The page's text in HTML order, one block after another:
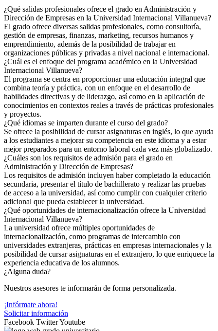
¿Qué salidas profesionales ofrece el grado en Administración y
Dirección de Empresas en la Universidad Internacional Villanueva?
El grado ofrece diversas salidas profesionales, como consultoría,
gestión de empresas, finanzas, marketing, recursos humanos y
emprendimiento, además de la posibilidad de trabajar en
organizaciones públicas y privadas a nivel nacional e internacional.
¿Cuál es el enfoque del programa académico en la Universidad
Internacional Villanueva?
El programa se centra en proporcionar una educación integral que
combina teoría y práctica, con un enfoque en el desarrollo de
habilidades directivas y de liderazgo, así como en la aplicación de
conocimientos en contextos reales a través de prácticas profesionales
y proyectos.
¿Qué idiomas se imparten durante el curso del grado?
Se ofrece la posibilidad de cursar asignaturas en inglés, lo que ayuda
a los estudiantes a mejorar su competencia en este idioma y a estar
mejor preparados para un entorno laboral cada vez más globalizado.
¿Cuáles son los requisitos de admisión para el grado en
Administración y Dirección de Empresas?
Los requisitos de admisión incluyen haber completado la educación
secundaria, presentar el título de bachillerato y realizar las pruebas
de acceso a la universidad, así como cumplir con cualquier criterio
adicional que pueda establecer la universidad.
¿Qué oportunidades de internacionalización ofrece la Universidad
Internacional Villanueva?
La universidad ofrece múltiples oportunidades de
internacionalización, como programas de intercambio con
universidades extranjeras, prácticas en empresas internacionales y la
posibilidad de cursar asignaturas en el extranjero, lo que enriquece la
experiencia educativa de los alumnos.
¿Alguna duda?
Nuestros asesores te informarán de forma personalizada.
¡Infórmate ahora!
Solicitar información
Facebook TwitterYoutube